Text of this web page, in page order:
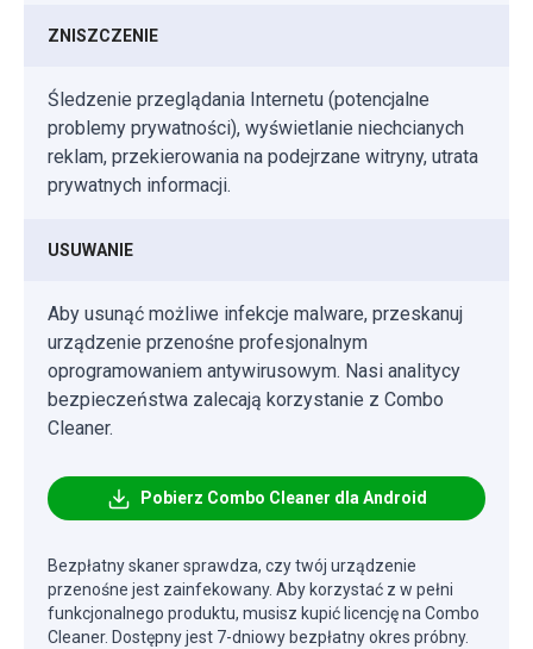
ZNISZCZENIE
Śledzenie przeglądania Internetu (potencjalne
problemy prywatności), wyświetlanie niechcianych
reklam, przekierowania na podejrzane witryny, utrata
prywatnych informacji.
USUWANIE
Aby usunąć możliwe infekcje malware, przeskanuj
urządzenie przenośne profesjonalnym
oprogramowaniem antywirusowym. Nasi analitycy
bezpieczeństwa zalecają korzystanie z Combo
Cleaner.
Pobierz Combo Cleaner dla Android
Bezpłatny skaner sprawdza, czy twój urządzenie
przenośne jest zainfekowany. Aby korzystać z w pełni
funkcjonalnego produktu, musisz kupić licencję na Combo
Cleaner. Dostępny jest 7-dniowy bezpłatny okres próbny.